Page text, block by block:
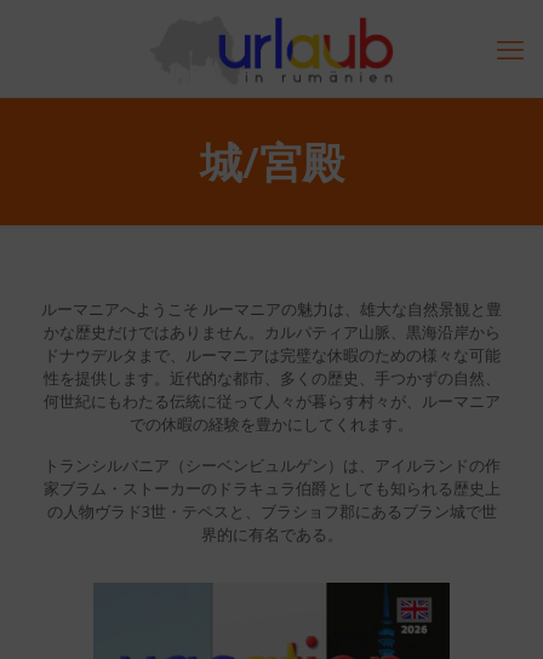
城/宮殿
ルーマニアへようこそ ルーマニアの魅力は、雄大な自然景観と豊
かな歴史だけではありません。カルパティア山脈、黒海沿岸から
ドナウデルタまで、ルーマニアは完璧な休暇のための様々な可能
性を提供します。近代的な都市、多くの歴史、手つかずの自然、
何世紀にもわたる伝統に従って人々が暮らす村々が、ルーマニア
での休暇の経験を豊かにしてくれます。
トランシルバニア（シーベンビュルゲン）は、アイルランドの作
家ブラム・ストーカーのドラキュラ伯爵としても知られる歴史上
の人物ヴラド3世・テペスと、ブラショフ郡にあるブラン城で世
界的に有名である。